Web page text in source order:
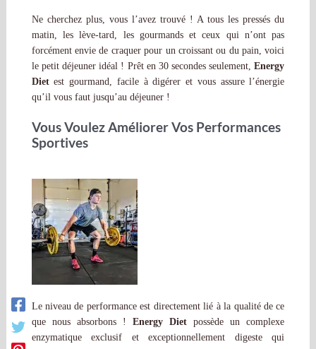
Ne cherchez plus, vous l’avez trouvé ! A tous les pressés du
matin, les lève-tard, les gourmands et ceux qui n’ont pas
forcément envie de craquer pour un croissant ou du pain, voici
le petit déjeuner idéal ! Prêt en 30 secondes seulement,Energy
Dietest gourmand, facile à digérer et vous assure l’énergie
qu’il vous faut jusqu’au déjeuner !
Vous Voulez Améliorer Vos Performances
Sportives
Le niveau de performance est directement lié à la qualité de ce
que nous absorbons ! Energy Diet possède un complexe
enzymatique exclusif et exceptionnellement digeste qui